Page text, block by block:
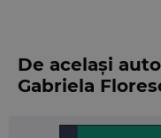
studiate la dreptul
general aplicabile, cu
De același
Gabriela